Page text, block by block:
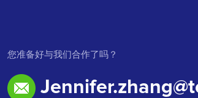
您准备好与我们合作了吗？